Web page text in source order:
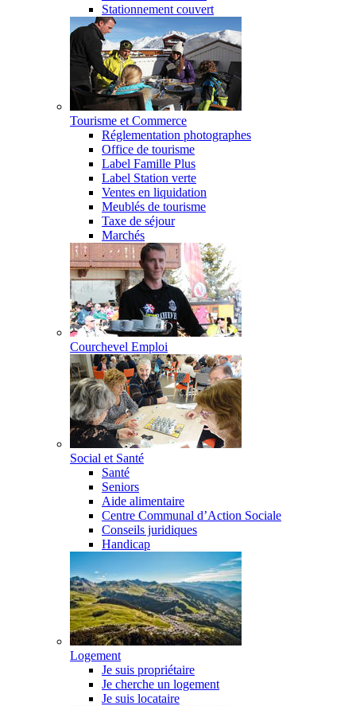
Stationnement couvert
Tourisme et Commerce
Réglementation photographes
Office de tourisme
Label Famille Plus
Label Station verte
Ventes en liquidation
Meublés de tourisme
Taxe de séjour
Marchés
Courchevel Emploi
Social et Santé
Santé
Seniors
Aide alimentaire
Centre Communal d’Action Sociale
Conseils juridiques
Handicap
Logement
Je suis propriétaire
Je cherche un logement
Je suis locataire